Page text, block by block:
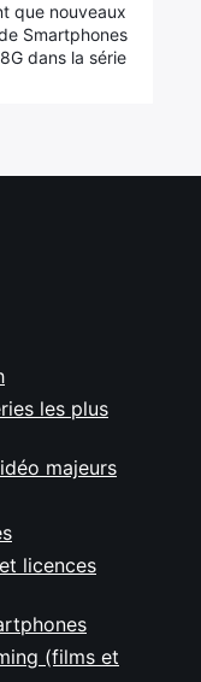
que nouveaux
Smartphones
dans la série
les plus
majeurs
licences
(films et